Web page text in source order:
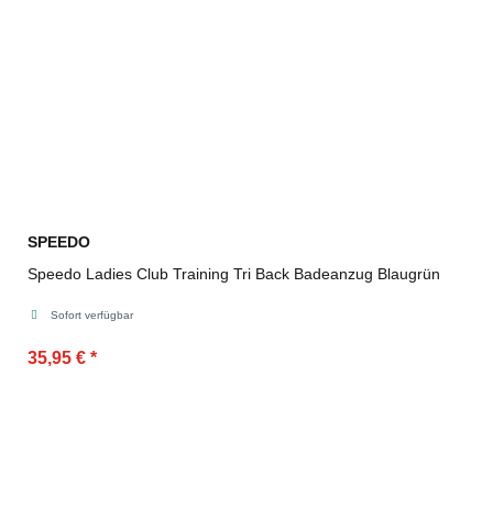
SPEEDO
Speedo Ladies Club Training Tri Back Badeanzug Blaugrün
Sofort verfügbar
35,95 € *